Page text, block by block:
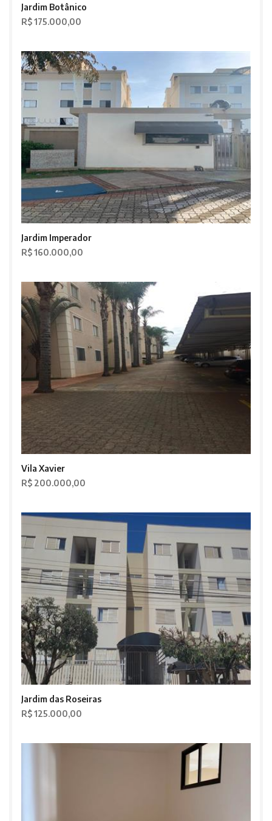
Jardim Botânico
R$ 175.000,00
Jardim Imperador
R$ 160.000,00
Vila Xavier
R$ 200.000,00
Jardim das Roseiras
R$ 125.000,00